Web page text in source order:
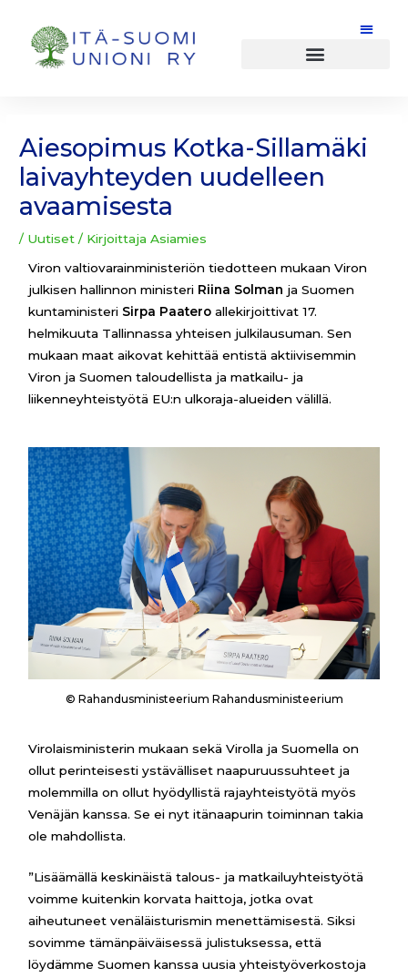
sisältöön
Aiesopimus Kotka-Sillamäki
laivayhteyden uudelleen
avaamisesta
/ Uutiset / KirjoittajaAsiamies
Viron valtiovarainministeriön tiedotteen mukaan Viron
julkisen hallinnon ministeri Riina Solman ja Suomen
kuntaministeri Sirpa Paatero allekirjoittivat 17.
helmikuuta Tallinnassa yhteisen julkilausuman. Sen
mukaan maat aikovat kehittää entistä aktiivisemmin
Viron ja Suomen taloudellista ja matkailu- ja
liikenneyhteistyötä EU:n ulkoraja-alueiden välillä.
© Rahandusministeerium Rahandusministeerium
Virolaisministerin mukaan sekä Virolla ja Suomella on
ollut perinteisesti ystävälliset naapuruussuhteet ja
molemmilla on ollut hyödyllistä rajayhteistyötä myös
Venäjän kanssa. Se ei nyt itänaapurin toiminnan takia
ole mahdollista.
”Lisäämällä keskinäistä talous- ja matkailuyhteistyötä
voimme kuitenkin korvata haittoja, jotka ovat
aiheutuneet venäläisturismin menettämisestä. Siksi
sovimme tämänpäiväisessä julistuksessa, että
löydämme Suomen kanssa uusia yhteistyöverkostoja